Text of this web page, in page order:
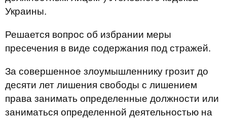
Украины.
Решается вопрос об избрании меры
пресечения в виде содержания под стражей.
За совершенное злоумышленнику грозит до
десяти лет лишения свободы с лишением
права занимать определенные должности или
заниматься определенной деятельностью на